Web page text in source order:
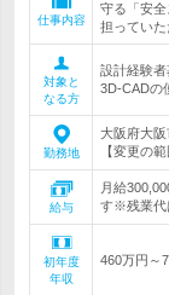
仕事内容
守る「安
担っていた
対象と
なる方
設計経験
3D-CADの
勤務地
大阪府大
【変更の
給与
月給
す※残業代
初年度
年収
460万円～